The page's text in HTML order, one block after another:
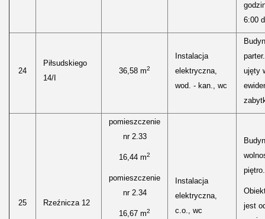
6:00
24
Piłsudskiego
14/I
36,58 m2
Instalacja
elektryczna,
wod. - kan., wc
ujęty
25 Rzeźnicza 12
pomieszczenie
nr 2.33
16,44 m2
pomieszczenie
nr 2.34
16,67 m2
Instalacja
elektryczna,
c.o., wc
piętro.
jest